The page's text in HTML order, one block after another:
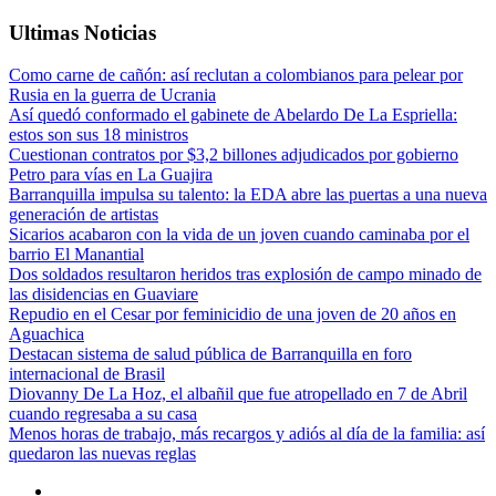
Ultimas Noticias
Como carne de cañón: así reclutan a colombianos para pelear por
Rusia en la guerra de Ucrania
Así quedó conformado el gabinete de Abelardo De La Espriella:
estos son sus 18 ministros
Cuestionan contratos por $3,2 billones adjudicados por gobierno
Petro para vías en La Guajira
Barranquilla impulsa su talento: la EDA abre las puertas a una nueva
generación de artistas
Sicarios acabaron con la vida de un joven cuando caminaba por el
barrio El Manantial
Dos soldados resultaron heridos tras explosión de campo minado de
las disidencias en Guaviare
Repudio en el Cesar por feminicidio de una joven de 20 años en
Aguachica
Destacan sistema de salud pública de Barranquilla en foro
internacional de Brasil
Diovanny De La Hoz, el albañil que fue atropellado en 7 de Abril
cuando regresaba a su casa
Menos horas de trabajo, más recargos y adiós al día de la familia: así
quedaron las nuevas reglas